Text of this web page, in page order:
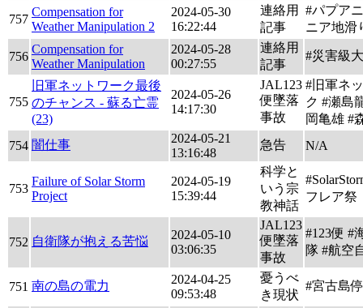
757
Compensation for
Weather Manipulation 2
2024-05-30
16:22:44
連絡用
記事
#パプア
ニア地滑
756
Compensation for
Weather Manipulation
2024-05-28
00:27:55
連絡用
記事
#災害級
755
旧軍ネットワーク最後
のチャンス - 蘇る亡霊
(23)
2024-05-26
14:17:30
JAL123
便墜落
事故
#旧軍ネ
ク #瀬島
岡亀雄 #
754 闇仕事
2024-05-21
13:16:48
急告 N/A
753
Failure of Solar Storm
Project
2024-05-19
15:39:44
科学と
いう宗
教神話
フレア祭
752 自衛隊が抱える苦悩
2024-05-10
03:06:35
JAL123
便墜落
事故
#123便 #
隊 #航空
751 南の島の電力
2024-04-25
09:53:48
憂うべ
き現状
#宮古島